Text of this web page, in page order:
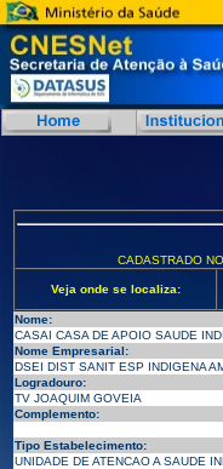
CADASTRADO
Veja onde se localiza:
Nome:
CASAI CASA DE APOIO SAUDE
Nome Empresarial:
DSEI DIST SANIT ESP INDIGENA
Logradouro:
TV JOAQUIM GOVEIA
Complemento:
Tipo Estabelecimento:
UNIDADE DE ATENCAO A SAUDE